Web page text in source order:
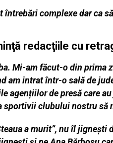
întrebări complexe dar ca
redacţiile cu
Mi-am făcut-o din prima
am intrat într-o sală de
agențiilor de presă care
sportivii clubului nostru
a murit”, nu îl